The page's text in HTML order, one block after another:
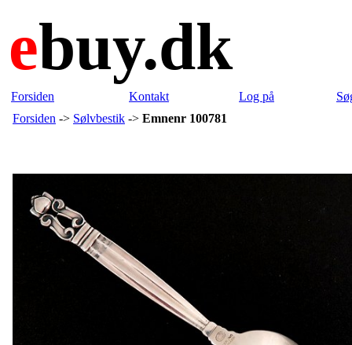
ebuy.dk
Forsiden Kontakt Log på
Forsiden -> Sølvbestik -> Emnenr 100781